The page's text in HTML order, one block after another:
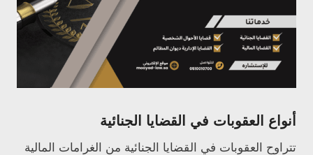
أنواع العقوبات في القضايا الجنائية
تتراوح العقوبات في القضايا الجنائية من الغرامات المالية